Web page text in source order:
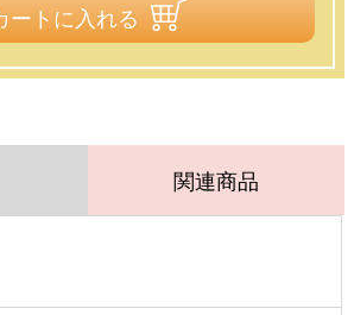
ートに入れる
関連商品